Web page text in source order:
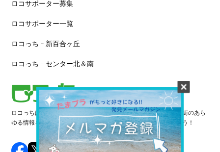
ロコサポーター募集
ロコサポーター一覧
ロコっち – 新百合ヶ丘
ロコっち – センター北＆南
ロコっちは、あなたのジモト体験を豊かにする情報サイトです。街のあら
ゆる情報を収集し、日々更新しています。早速情報を探してみよう！